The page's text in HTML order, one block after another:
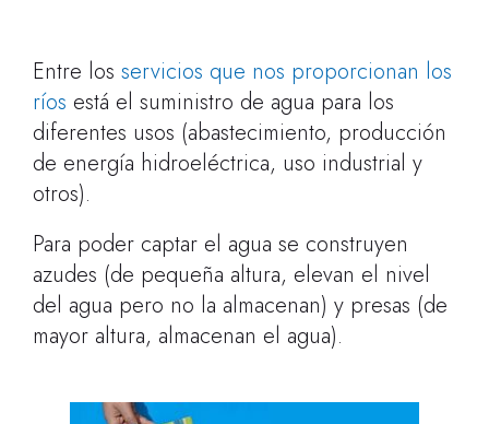
Entre los servicios que nos proporcionan los
ríos está el suministro de agua para los
diferentes usos (abastecimiento, producción
de energía hidroeléctrica, uso industrial y
otros).
Para poder captar el agua se construyen
azudes (de pequeña altura, elevan el nivel
del agua pero no la almacenan) y presas (de
mayor altura, almacenan el agua).